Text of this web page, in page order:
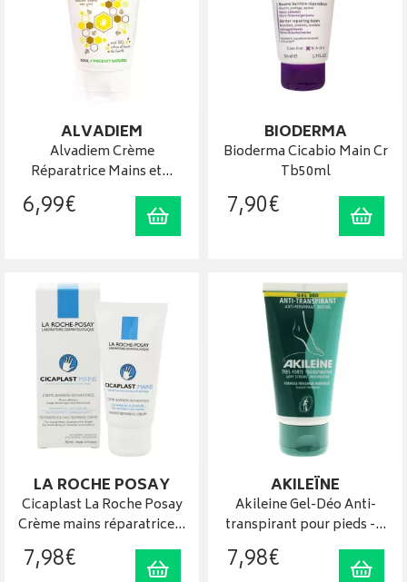
ALVADIEM
Alvadiem Crème
Réparatrice Mains et…
6,99€ Ajouter au panier
BIODERMA
Bioderma Cicabio Main Cr
Tb50ml
7,90€
LA ROCHE POSAY
Cicaplast La Roche Posay
Crème mains réparatrice…
7,98€ Ajouter au panier
AKILEÏNE
Akileine Gel-Déo Anti-
transpirant pour pieds -…
7,98€